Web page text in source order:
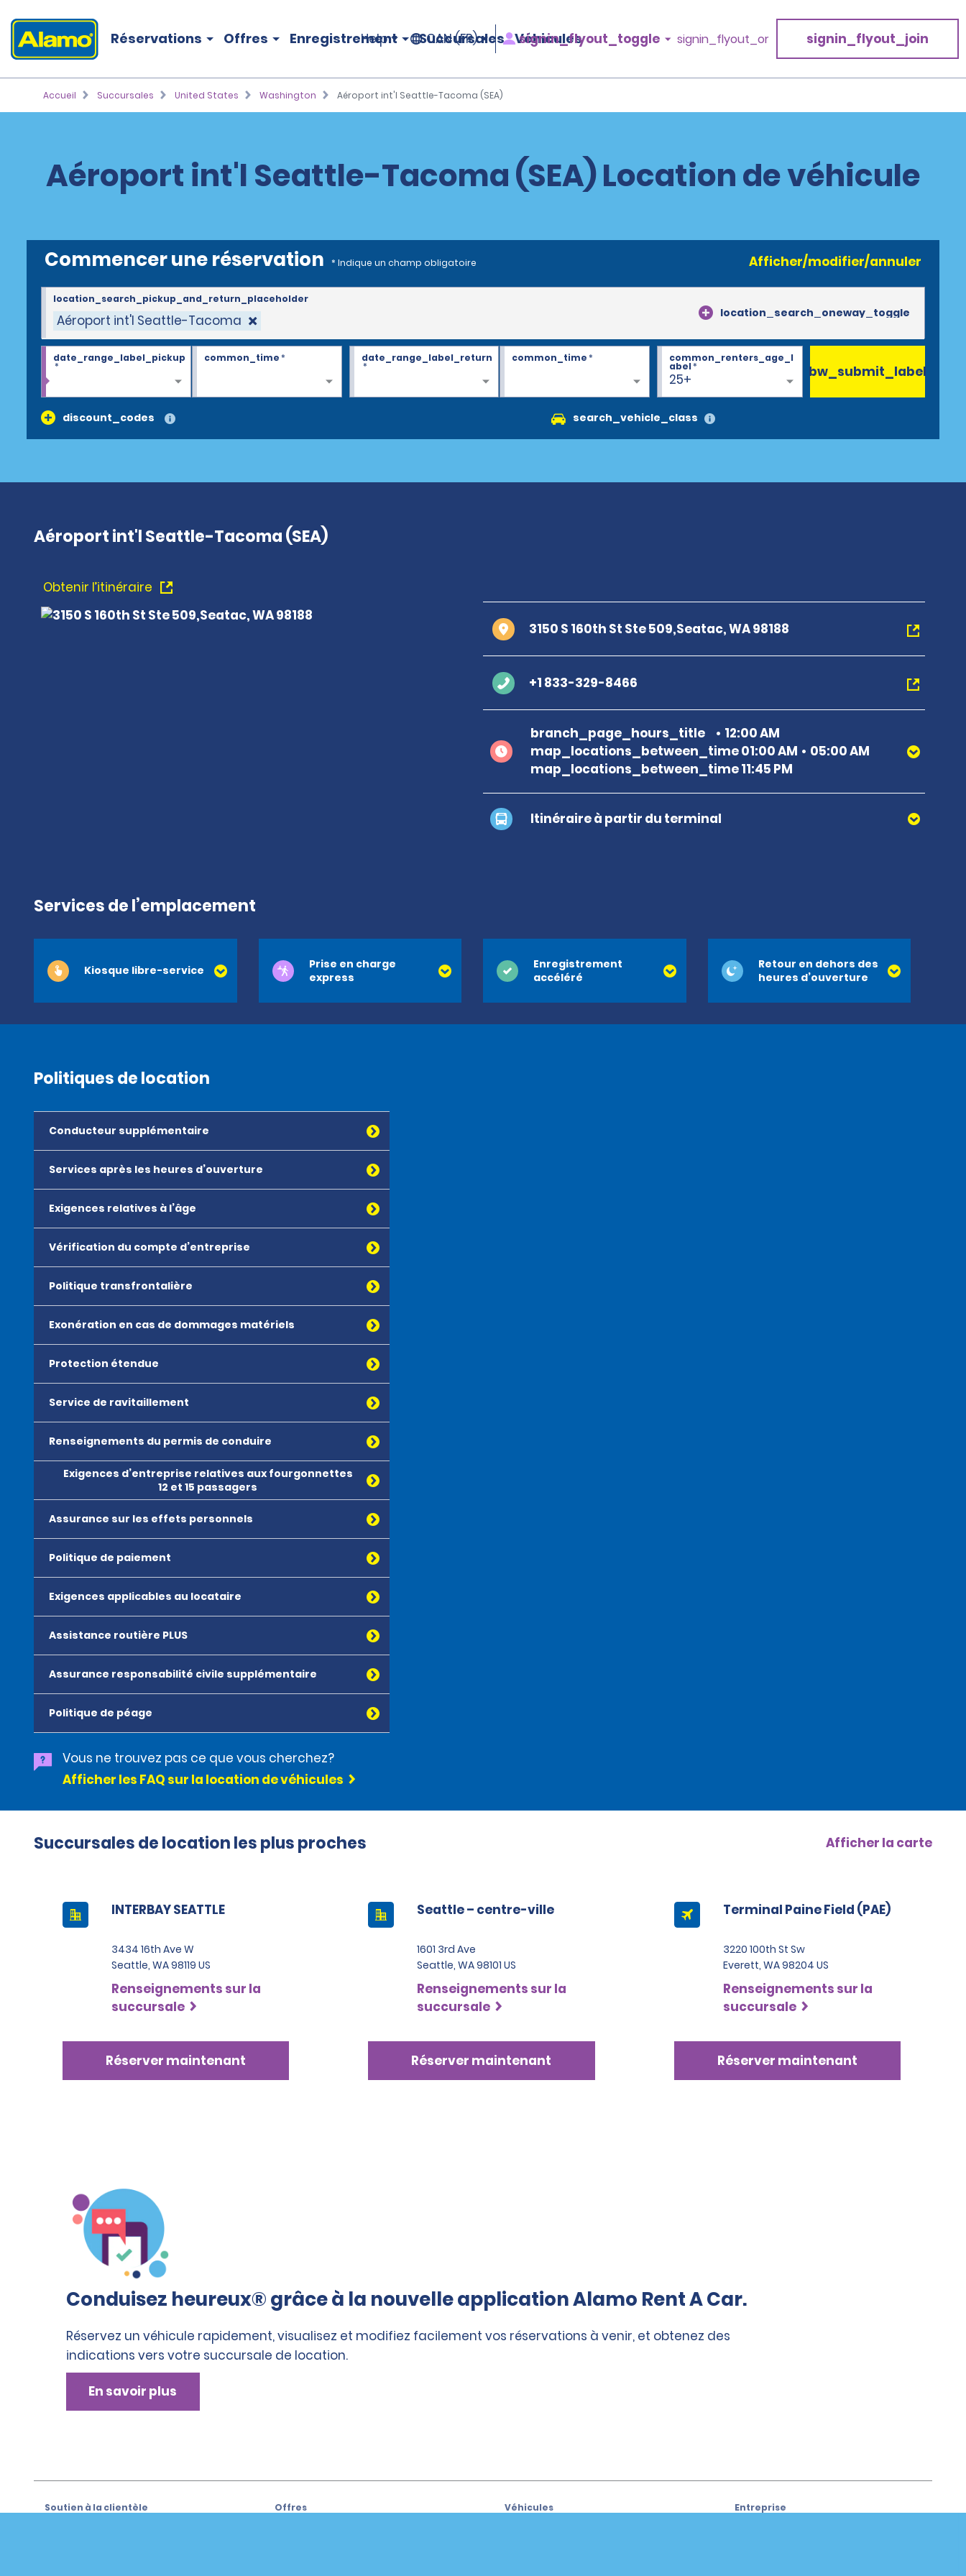
Réservations Offres Enregistrement Succursales Véhicules
Help CAN (FR) signin_flyout_toggle signin_flyout_or signin_flyout_join
Accueil Succursales United States Washington Aéroport int'l Seattle-Tacoma (SEA)
Aéroport int'l Seattle-Tacoma (SEA) Location de véhicule
Commencer une réservation * Indique un champ obligatoire Afficher/modifier/annuler
Aéroport int'l Seattle-Tacoma location_search_oneway_toggle
location_search_pickup_and_return_placeholder
date_range_label_pickup
*
common_time* date_range_label_return
*
common_time*
25+
common_renters_age_l
abel*
discount_codes search_vehicle_class
bw_submit_label
Aéroport int'l Seattle-Tacoma (SEA)
Obtenir l’itinéraire
3150 S 160th St Ste 509,Seatac, WA 98188
+1 833-329-8466
branch_page_hours_title
12:00 AM
map_locations_between_time 01:00 AM
05:00 AM
map_locations_between_time 11:45 PM
Itinéraire à partir du terminal
Services de l’emplacement
Kiosque libre-service
Prise en charge
express
Enregistrement
accéléré
Retour en dehors des
heures d’ouverture
Politiques de location
Conducteur supplémentaire
Services après les heures d’ouverture
Exigences relatives à l’âge
Vérification du compte d’entreprise
Politique transfrontalière
Exonération en cas de dommages matériels
Protection étendue
Service de ravitaillement
Renseignements du permis de conduire
Exigences d’entreprise relatives aux fourgonnettes
12 et 15 passagers
Assurance sur les effets personnels
Politique de paiement
Exigences applicables au locataire
Assistance routière PLUS
Assurance responsabilité civile supplémentaire
Politique de péage
Vous ne trouvez pas ce que vous cherchez?
Afficher les FAQ sur la location de véhicules
Succursales de location les plus proches Afficher la carte
INTERBAY SEATTLE
3434 16th Ave W
Seattle, WA 98119 US
Renseignements sur la
succursale
Réserver maintenant
Seattle – centre-ville
1601 3rd Ave
Seattle, WA 98101 US
Renseignements sur la
succursale
Réserver maintenant
Terminal Paine Field (PAE)
3220 100th St Sw
Everett, WA 98204 US
Renseignements sur la
succursale
Réserver maintenant
Conduisez heureux® grâce à la nouvelle application Alamo Rent A Car.
Réservez un véhicule rapidement, visualisez et modifiez facilement vos réservations à venir, et obtenez des
indications vers votre succursale de location.
En savoir plus
Soutien à la clientèle Offres Véhicules Entreprise